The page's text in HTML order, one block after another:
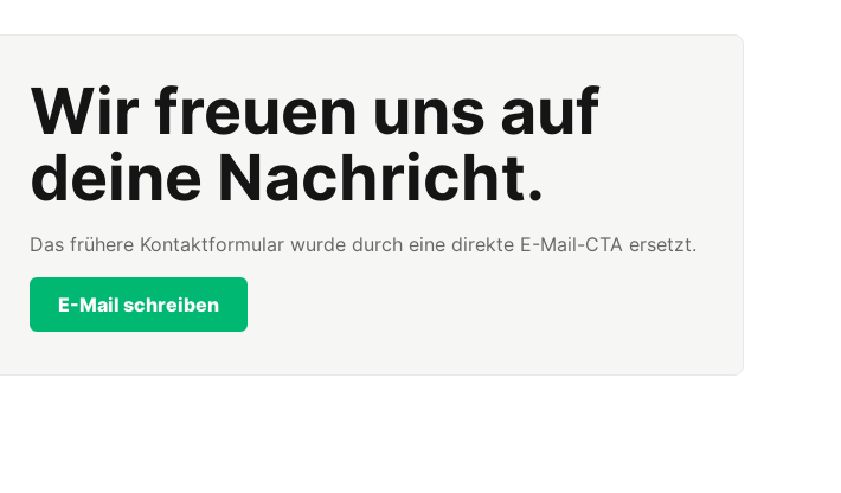
Wir freuen uns auf
deine Nachricht.
Das frühere Kontaktformular wurde durch eine direkte E-Mail-CTA ersetzt.
E-Mail schreiben